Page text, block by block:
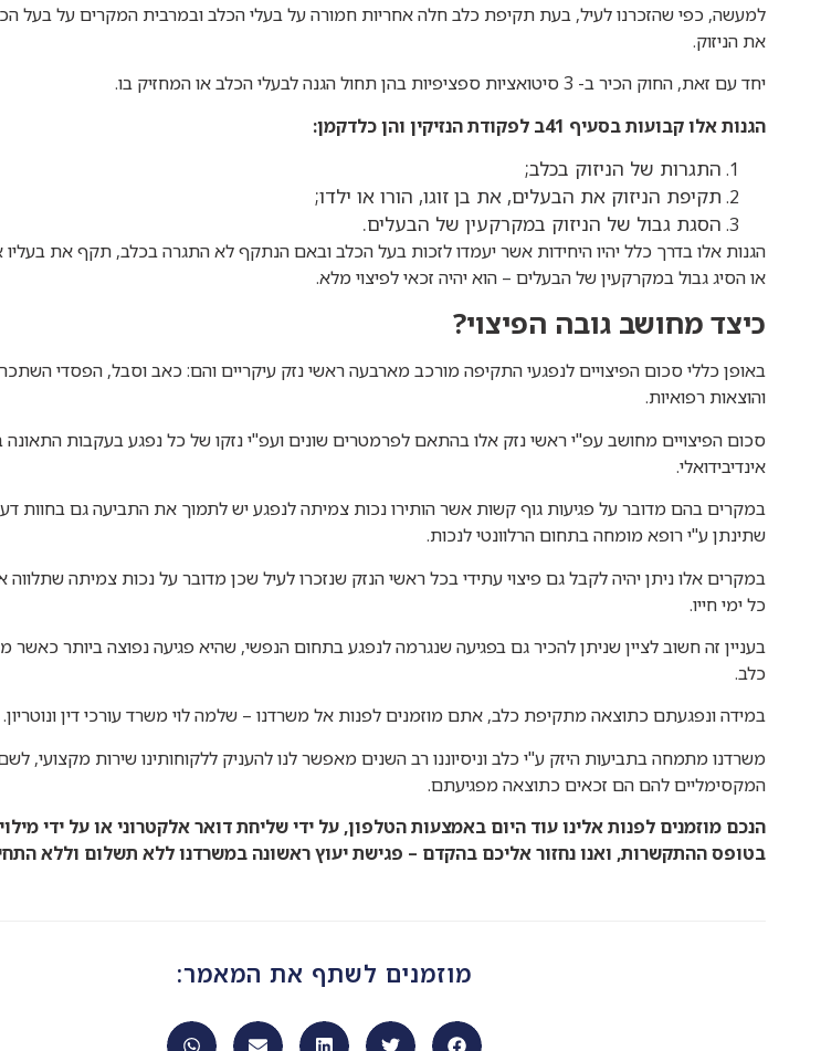
למעשה, כפי שהזכרנו לעיל, בעת תקיפת כלב חלה אחריות חמורה על בעלי הכלב ובמרבית המקרים על בעל
את הניזוק.
יחד עם זאת, החוק הכיר ב- 3 סיטואציות ספציפיות בהן תחול הגנה לבעלי הכלב או המחזיק בו.
הגנות אלו קבועות בסעיף 41ב לפקודת הנזיקין והן כלדקמן:
התגרות של הניזוק בכלב;
תקיפת הניזוק את הבעלים, את בן זוגו, הורו או ילדו;
הסגת גבול של הניזוק במקרקעין של הבעלים.
הגנות אלו בדרך כלל יהיו היחידות אשר יעמדו לזכות בעל הכלב ובאם הנתקף לא התגרה בכלב, תקף את
או הסיג גבול במקרקעין של הבעלים – הוא יהיה זכאי לפיצוי מלא.
כיצד מחושב גובה הפיצוי?
באופן כללי סכום הפיצויים לנפגעי התקיפה מורכב מארבעה ראשי נזק עיקריים והם: כאב וסבל, הפסדי
והוצאות רפואיות.
סכום הפיצויים מחושב עפ"י ראשי נזק אלו בהתאם לפרמטרים שונים ועפ"י נזקו של כל נפגע בעקבות התאונה
אינדיבידואלי.
במקרים בהם מדובר על פגיעות גוף קשות אשר הותירו נכות צמיתה לנפגע יש לתמוך את התביעה גם בחוות
שתינתן ע"י רופא מומחה בתחום הרלוונטי לנכות.
במקרים אלו ניתן יהיה לקבל גם פיצוי עתידי בכל ראשי הנזק שנזכרו לעיל שכן מדובר על נכות צמיתה
כל ימי חייו.
בעניין זה חשוב לציין שניתן להכיר גם בפגיעה שנגרמה לנפגע בתחום הנפשי, שהיא פגיעה נפוצה ביותר כאשר
כלב.
במידה ונפגעתם כתוצאה מתקיפת כלב, אתם מוזמנים לפנות אל משרדנו – שלמה לוי משרד עורכי דין ונוטריון.
משרדנו מתמחה בתביעות היזק ע"י כלב וניסיוננו רב השנים מאפשר לנו להעניק ללקוחותינו שירות מקצועי,
המקסימליים להם הם זכאים כתוצאה מפגיעתם.
הנכם מוזמנים לפנות אלינו עוד היום באמצעות הטלפון, על ידי שליחת דואר אלקטרוני או על ידי
בטופס ההתקשרות, ואנו נחזור אליכם בהקדם – פגישת יעוץ ראשונה במשרדנו ללא תשלום וללא
מוזמנים לשתף את המאמר: